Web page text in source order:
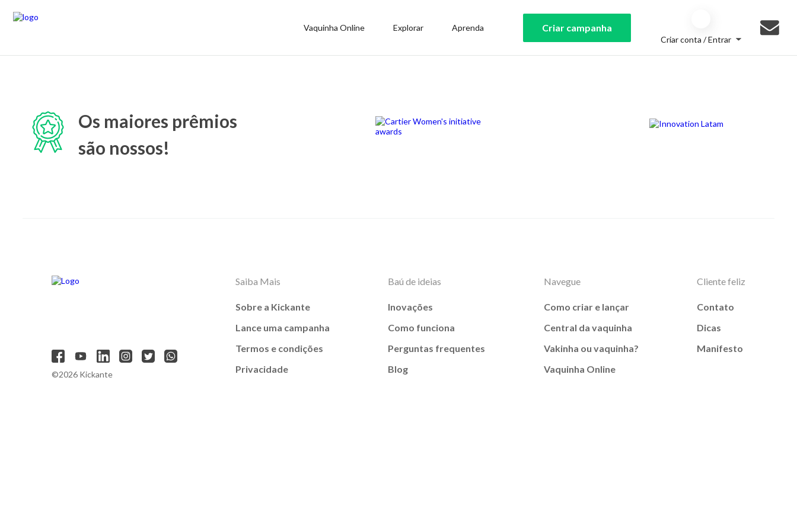
Vaquinha Online Explorar Aprenda Criar campanha
Criar conta / Entrar
Os maiores prêmios
são nossos!
©2026 Kickante
Saiba Mais
Sobre a Kickante
Lance uma campanha
Termos e condições
Privacidade
Baú de ideias
Inovações
Como funciona
Perguntas frequentes
Blog
Navegue
Como criar e lançar
Central da vaquinha
Vakinha ou vaquinha?
Vaquinha Online
Cliente feliz
Contato
Dicas
Manifesto